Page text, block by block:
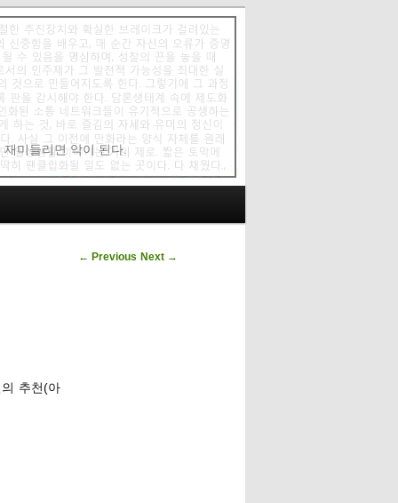
미들리면 악이 된다.
Post navigation
← Previous Next →
추천(아